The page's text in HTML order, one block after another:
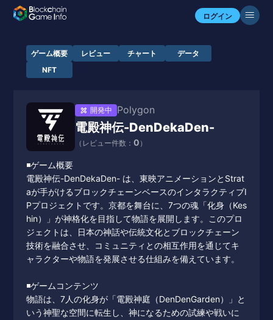
ログイン
ゲーム概要 レビュー チャート
データ
NFT
開発中 Polygon
電殿神伝-DenDekaDen-
（レビュー件数： 0 ）
◾️ゲーム概要
電殿神伝-DenDekaDen- は、東映アニメーションとStrat
aが手がけるブロックチェーンベースのインタラクティブI
Pプロジェクトです。京都を舞台に、7つの魂「化身（Kes
hin）」が神格化を目指して物語を展開します。このプロ
ジェクトは、日本の神話や伝統文化とブロックチェーン
技術を融合させ、コミュニティとの相互作用を通じてキ
ャラクターや物語を発展させる仕組みを備えています。
◾️ゲームコンテンツ
物語は、7人の化身が「電殿神庭（DenDenGarden）」と
いう神聖な空間に転生し、神になるための試練や戦いに